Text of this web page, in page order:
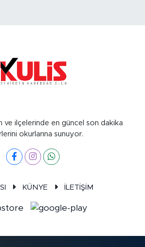
ve ilçelerinde en güncel son dakika
okurlarına sunuyor.
KÜNYE İLETİŞİM